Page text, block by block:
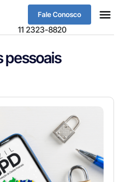
Fale Conosco
11 2323-8820
pessoais